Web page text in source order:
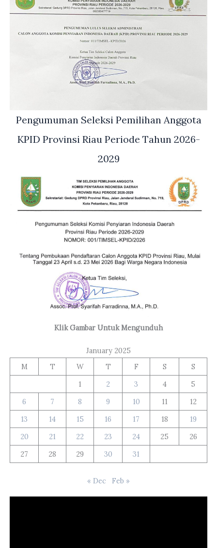
Pengumuman Seleksi Pemilihan Anggota
KPID Provinsi Riau Periode Tahun 2026-
2029
Klik Gambar Untuk Mengunduh
January 2025
M
T W T F S
S
1
2 3 4
5
6
7 8 9 10 11
12
13
14 15 16 17 18
19
20
21 22 23 24 25
26
27
28 29 30 31
« Dec Feb »